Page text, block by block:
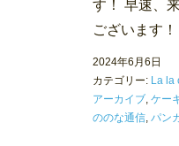
す！ 早速、
ございます
2024年6月6日
カテゴリー: La la
アーカイブ ケー
ののな通信 パン